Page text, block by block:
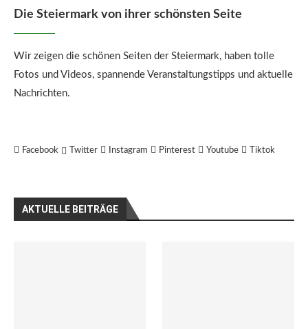
Die Steiermark von ihrer schönsten Seite
Wir zeigen die schönen Seiten der Steiermark, haben tolle
Fotos und Videos, spannende Veranstaltungstipps und aktuelle
Nachrichten.
Facebook Twitter Instagram Pinterest Youtube Tiktok
AKTUELLE BEITRÄGE